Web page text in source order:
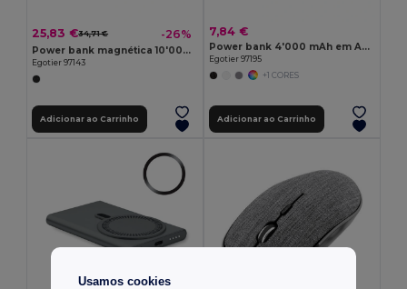
25,83 €34,71 € -26%
Power bank magnética 10'000 mAh com carregador wireless super rápido 15W em ABS reciclado (100% rABS) com suporte
Egotier 97143
Adicionar ao Carrinho
7,84 €
Power bank 4'000 mAh em ABS reciclado (100% rABS)
Egotier 97195
+1 CORES
Adicionar ao Carrinho
Usamos cookies